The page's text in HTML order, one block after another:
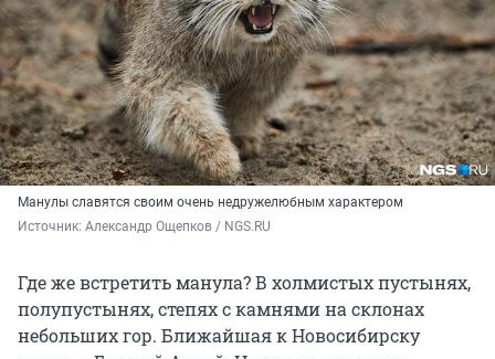
Манулы славятся своим очень недружелюбным характером
Источник: Александр Ощепков / NGS.RU
Где же встретить манула? В холмистых пустынях,
полупустынях, степях с камнями на склонах
небольших гор. Ближайшая к Новосибирску